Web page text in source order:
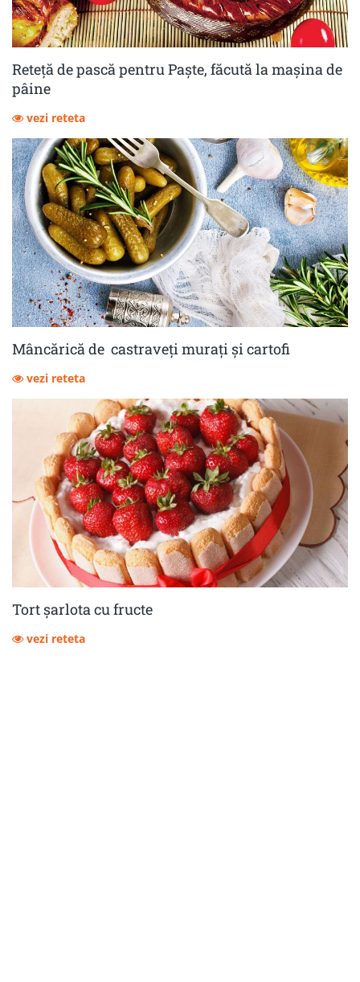
Reteță de pască pentru Paște, făcută la mașina de
pâine
vezi reteta
Mâncărică de castraveţi muraţi şi cartofi
vezi reteta
Tort șarlota cu fructe
vezi reteta